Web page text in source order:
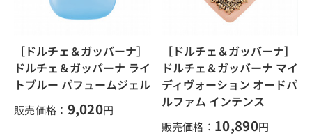
［ドルチェ＆ガッバーナ］
ドルチェ＆ガッバーナ ライ
トブルー パフュームジェル
販売価格： 9,020円
［ドルチェ＆ガッバーナ］
ドルチェ＆ガッバーナ マイ
ディヴォーション オードパ
ルファム インテンス
販売価格： 10,890円